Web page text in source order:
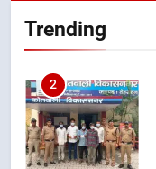
Trending
2